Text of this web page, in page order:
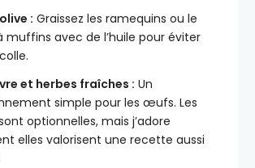
: Graissez les ramequins ou le
muffins avec de l’huile pour éviter
et herbes fraîches : Un
simple pour les œufs. Les
optionnelles, mais j’adore
elles valorisent une recette aussi